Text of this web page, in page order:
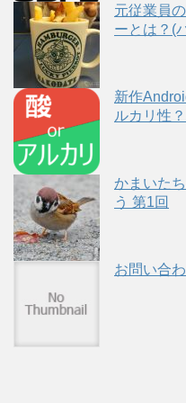
元従業員
ーとは？(
新作
ルカリ性？
かまいた
う 第1回
お問い合